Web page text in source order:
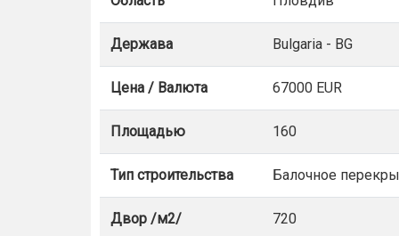
Держава Bulgaria - BG
Цена / Валюта 67000 EUR
Площадью 160
Тип строительства Балочное
Двор /м2/ 720